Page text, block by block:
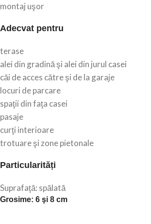
montaj uşor
Adecvat pentru
terase
alei din gradină şi alei din jurul casei
căi de acces către şi de la garaje
locuri de parcare
spaţii din faţa casei
pasaje
curţi interioare
trotuare şi zone pietonale
Particularități
Suprafaţă: spălată
Grosime: 6 şi 8 cm